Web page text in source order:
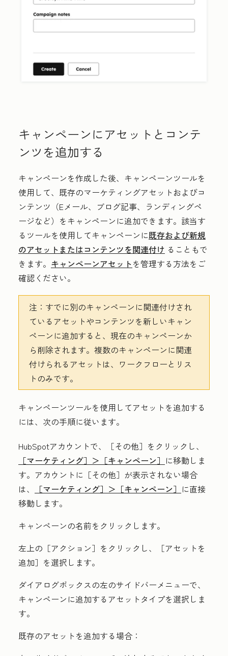
キャンペーンにアセットとコンテ
ンツを追加する
キャンペーンを作成した後、キャンペーンツールを
使用して、既存のマーケティングアセットおよびコ
ンテンツ（Eメール、ブログ記事、ランディングペ
ージなど）をキャンペーンに追加できます。該当す
るツールを使用してキャンペーンに既存および新規
のアセットまたはコンテンツを関連付け ることもで
きます。 キャンペーンアセットを管理する方法をご
確認ください。
注： すでに別のキャンペーンに関連付けされ
ているアセットやコンテンツを新しいキャン
ペーンに追加すると、現在のキャンペーンか
ら削除されます。複数のキャンペーンに関連
付けられるアセットは、ワークフローとリス
トのみです。
キャンペーンツールを使用してアセットを追加する
には、次の手順に従います。
HubSpotアカウントで、
［その他］をクリックし、
［マーケティング］＞ ［キャンペーン］ に移動しま
す。アカウントに ［その他］が表示されない場合
は、
［マーケティング］＞ ［キャンペーン］ に直接
移動します。
キャンペーンの名前をクリックします。
左上の ［アクション］をクリックし、
［アセットを
追加］を選択します。
ダイアログボックスの左のサイドバーメニューで、
キャンペーンに追加するアセットタイプを選択しま
す。
既存のアセットを追加する場合：